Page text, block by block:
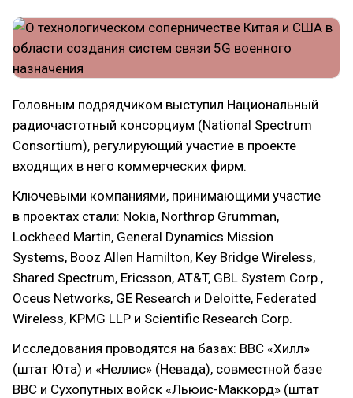
Головным подрядчиком выступил Национальный
радиочастотный консорциум (National Spectrum
Consortium), регулирующий участие в проекте
входящих в него коммерческих фирм.
Ключевыми компаниями, принимающими участие
в проектах стали: Nokia, Northrop Grumman,
Lockheed Martin, General Dynamics Mission
Systems, Booz Allen Hamilton, Key Bridge Wireless,
Shared Spectrum, Ericsson, AT&T, GBL System Corp.,
Oceus Networks, GE Research и Deloitte, Federated
Wireless, KPMG LLP и Scientific Research Corp.
Исследования проводятся на базах: ВВС «Хилл»
(штат Юта) и «Неллис» (Невада), совместной базе
ВВС и Сухопутных войск «Льюис-Маккорд» (штат